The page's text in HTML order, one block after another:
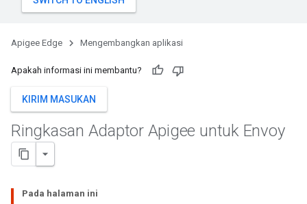
Apigee Edge Mengembangkan aplikasi
Apakah informasi ini membantu?
KIRIM MASUKAN
Ringkasan Adaptor Apigee untuk Envoy
Pada halaman ini